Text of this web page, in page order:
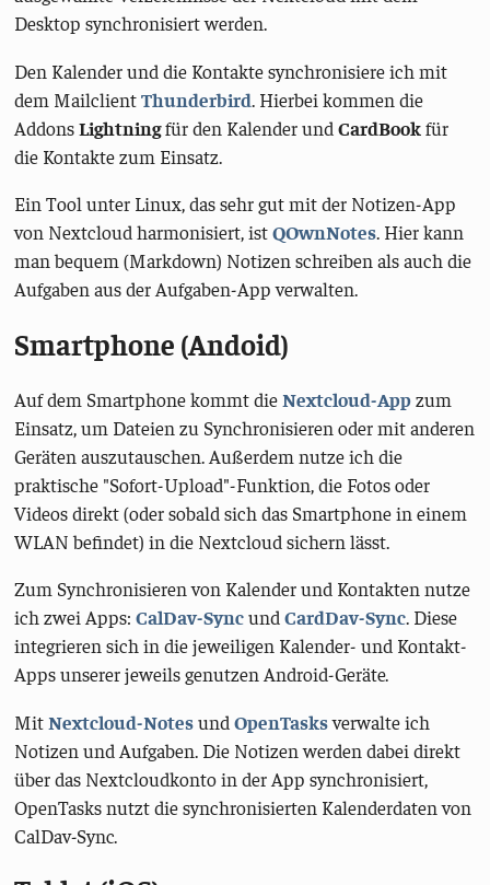
Desktop synchronisiert werden.
Den Kalender und die Kontakte synchronisiere ich mit
dem MailclientThunderbird. Hierbei kommen die
AddonsLightningfür den Kalender undCardBookfür
die Kontakte zum Einsatz.
Ein Tool unter Linux, das sehr gut mit der Notizen-App
von Nextcloud harmonisiert, istQOwnNotes. Hier kann
man bequem (Markdown) Notizen schreiben als auch die
Aufgaben aus der Aufgaben-App verwalten.
Smartphone (Andoid)
Auf dem Smartphone kommt dieNextcloud-Appzum
Einsatz, um Dateien zu Synchronisieren oder mit anderen
Geräten auszutauschen. Außerdem nutze ich die
praktische "Sofort-Upload"-Funktion, die Fotos oder
Videos direkt (oder sobald sich das Smartphone in einem
WLAN befindet) in die Nextcloud sichern lässt.
Zum Synchronisieren von Kalender und Kontakten nutze
ich zwei Apps:CalDav-SyncundCardDav-Sync. Diese
integrieren sich in die jeweiligen Kalender- und Kontakt-
Apps unserer jeweils genutzen Android-Geräte.
MitNextcloud-NotesundOpenTasksverwalte ich
Notizen und Aufgaben. Die Notizen werden dabei direkt
über das Nextcloudkonto in der App synchronisiert,
OpenTasks nutzt die synchronisierten Kalenderdaten von
CalDav-Sync.